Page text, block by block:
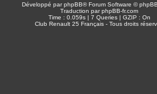
Développé parphpBB® Forum Software ©
Traduction parphpBB-fr.com
Time : 0.059s | 7 Queries | GZIP : On
Club Renault 25 Français - Tous droits